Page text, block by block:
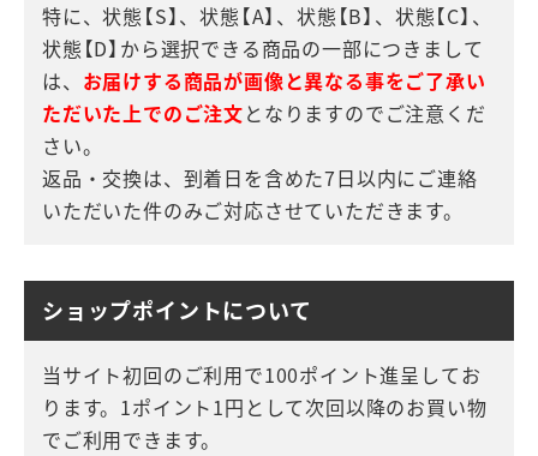
特に、状態【S】、状態【A】、状態【B】、状態【C】、
状態【D】から選択できる商品の一部につきまして
は、 お届けする商品が画像と異なる事をご了承い
ただいた上でのご注文となりますのでご注意くだ
さい。
返品・交換は、到着日を含めた7日以内にご連絡
いただいた件のみご対応させていただきます。
ショップポイントについて
当サイト初回のご利用で100ポイント進呈してお
ります。1ポイント1円として次回以降のお買い物
でご利用できます。